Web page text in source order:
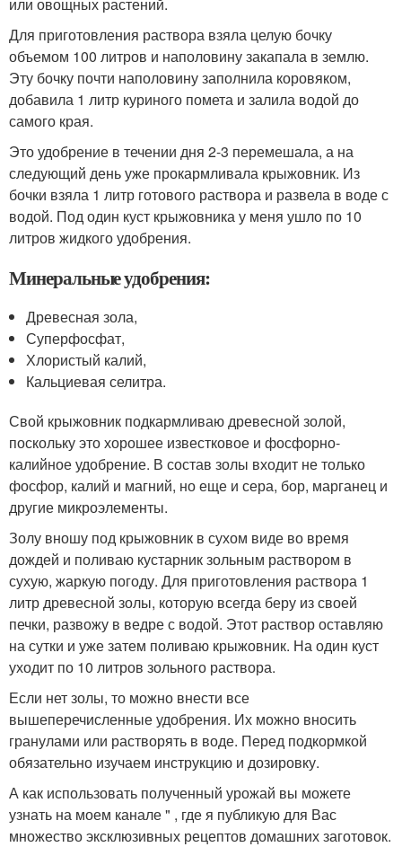
Для приготовления раствора взяла целую бочку
объемом 100 литров и наполовину закапала в землю.
Эту бочку почти наполовину заполнила коровяком,
добавила 1 литр куриного помета и залила водой до
самого края.
Это удобрение в течении дня 2-3 перемешала, а на
следующий день уже прокармливала крыжовник. Из
бочки взяла 1 литр готового раствора и развела в воде с
водой. Под один куст крыжовника у меня ушло по 10
литров жидкого удобрения.
Минеральные удобрения:
Древесная зола,
Суперфосфат,
Хлористый калий,
Кальциевая селитра.
Свой крыжовник подкармливаю древесной золой,
поскольку это хорошее известковое и фосфорно-
калийное удобрение. В состав золы входит не только
фосфор, калий и магний, но еще и сера, бор, марганец и
другие микроэлементы.
Золу вношу под крыжовник в сухом виде во время
дождей и поливаю кустарник зольным раствором в
сухую, жаркую погоду. Для приготовления раствора 1
литр древесной золы, которую всегда беру из своей
печки, развожу в ведре с водой. Этот раствор оставляю
на сутки и уже затем поливаю крыжовник. На один куст
уходит по 10 литров зольного раствора.
Если нет золы, то можно внести все
вышеперечисленные удобрения. Их можно вносить
гранулами или растворять в воде. Перед подкормкой
обязательно изучаем инструкцию и дозировку.
А как использовать полученный урожай вы можете
узнать на моем канале " , где я публикую для Вас
множество эксклюзивных рецептов домашних заготовок.